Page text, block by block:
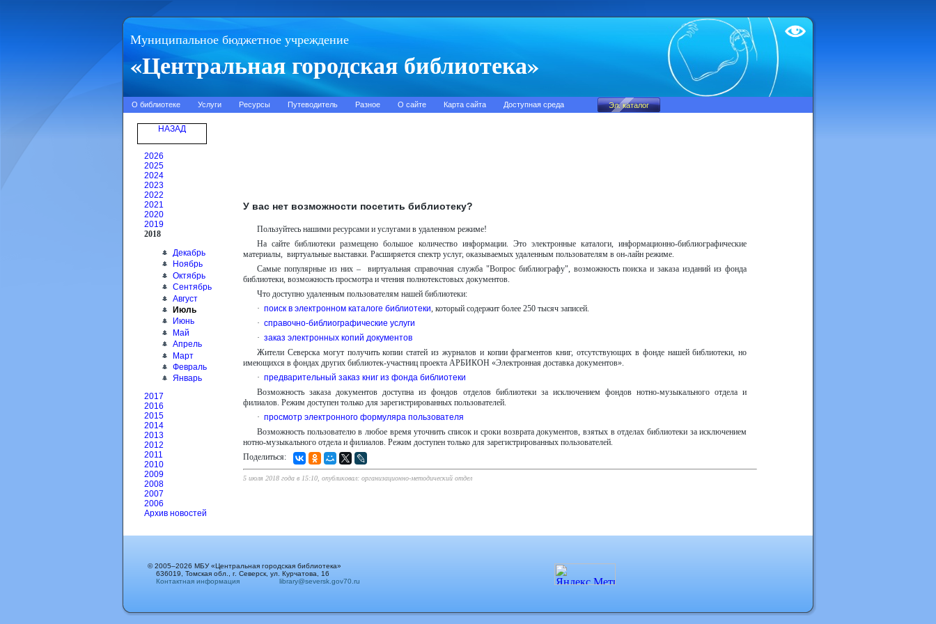
Муниципальное бюджетное учреждение
«Центральная городская библиотека»
Test
О библиотеке Услуги Ресурсы Путеводитель Разное О сайте Карта сайта Доступная среда
НАЗАД
2026
2025
2024
2023
2022
2021
2020
2019
2018
Декабрь
Ноябрь
Октябрь
Сентябрь
Август
Июль
Июнь
Май
Апрель
Март
Февраль
Январь
2017
2016
2015
2014
2013
2012
2011
2010
2009
2008
2007
2006
Архив новостей
У вас нет возможности посетить библиотеку?
Пользуйтесь нашими ресурсами и услугами в удаленном режиме!
На сайте библиотеки размещено большое количество информации. Это электронные каталоги, информационно-библиографические
материалы, виртуальные выставки. Расширяется спектр услуг, оказываемых удаленным пользователям в он-лайн режиме.
Самые популярные из них – виртуальная справочная служба "Вопрос библиографу", возможность поиска и заказа изданий из фонда
библиотеки, возможность просмотра и чтения полнотекстовых документов.
Что доступно удаленным пользователям нашей библиотеки:
· поиск в электронном каталоге библиотеки, который содержит более 250 тысяч записей.
· справочно-библиографические услуги
· заказ электронных копий документов
Жители Северска могут получить копии статей из журналов и копии фрагментов книг, отсутствующих в фонде нашей библиотеки, но
имеющихся в фондах других библиотек-участниц проекта АРБИКОН «Электронная доставка документов».
· предварительный заказ книг из фонда библиотеки
Возможность заказа документов доступна из фондов отделов библиотеки за исключением фондов нотно-музыкального отдела и
филиалов. Режим доступен только для зарегистрированных пользователей.
· просмотр электронного формуляра пользователя
Возможность пользователю в любое время уточнить список и сроки возврата документов, взятых в отделах библиотеки за исключением
нотно-музыкального отдела и филиалов. Режим доступен только для зарегистрированных пользователей.
Поделиться:
5 июля 2018 года в 15:10, опубликовал: организационно-методический отдел
© 2005–2026 МБУ «Центральная городская библиотека»
636019, Томская обл., г. Северск, ул. Курчатова, 16
Контактная информация
library@seversk.gov70.ru